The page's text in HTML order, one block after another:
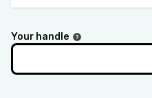
Your handle